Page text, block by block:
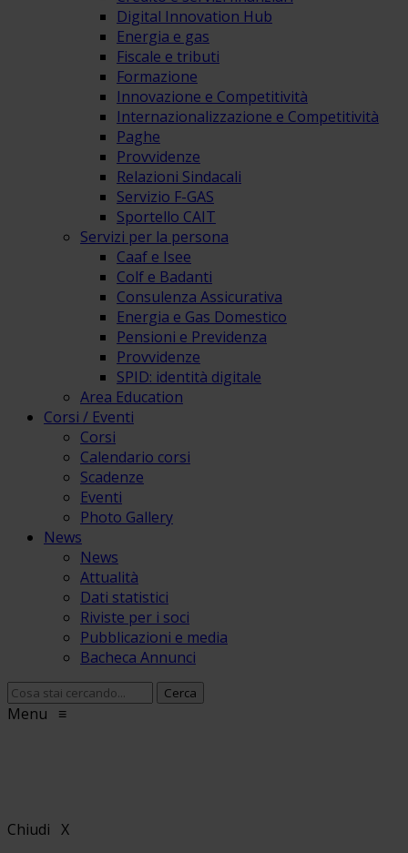
Digital Innovation Hub
Energia e gas
Fiscale e tributi
Formazione
Innovazione e Competitività
Internazionalizzazione e Competitività
Paghe
Provvidenze
Relazioni Sindacali
Servizio F-GAS
Sportello CAIT
Servizi per la persona
Caaf e Isee
Colf e Badanti
Consulenza Assicurativa
Energia e Gas Domestico
Pensioni e Previdenza
Provvidenze
SPID: identità digitale
Area Education
Corsi / Eventi
Corsi
Calendario corsi
Scadenze
Eventi
Photo Gallery
News
News
Attualità
Dati statistici
Riviste per i soci
Pubblicazioni e media
Bacheca Annunci
Menu ≡
Chiudi X